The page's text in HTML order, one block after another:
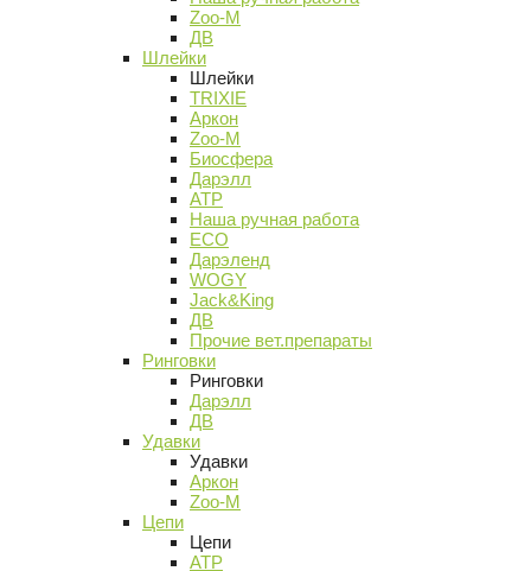
Zoo-M
ДВ
Шлейки
Шлейки
TRIXIE
Аркон
Zoo-M
Биосфера
Дарэлл
АТР
Наша ручная работа
ECO
Дарэленд
WOGY
Jack&King
ДВ
Прочие вет.препараты
Ринговки
Ринговки
Дарэлл
ДВ
Удавки
Удавки
Аркон
Zoo-M
Цепи
Цепи
АТР